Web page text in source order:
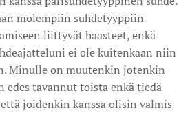
molempiin suhdetyyppiin
liittyvät haasteet, enkä
ei ole kuitenkaan niin
Minulle on muutenkin jotenkin
edes tavannut toista enkä tiedä
joidenkin kanssa olisin valmis